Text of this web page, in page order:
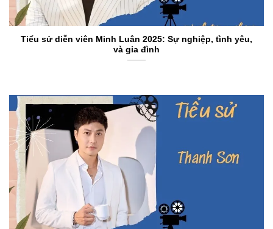
Tiểu sử diễn viên Minh Luân 2025: Sự nghiệp, tình yêu,
và gia đình